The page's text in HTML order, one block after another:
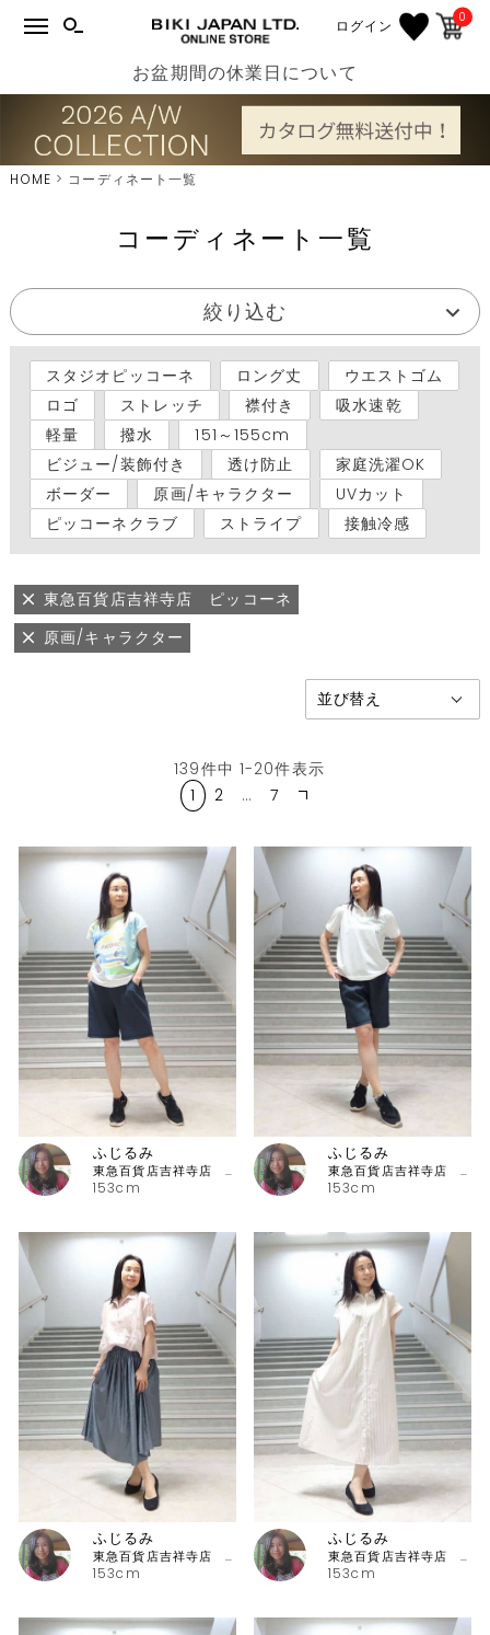
ログイン 0
お盆期間の休業日について
HOME コーディネート一覧
コーディネート一覧
絞り込む
スタジオピッコーネ ロング丈
ウエストゴム
ロゴ
ストレッチ 襟付き
吸水速乾
軽量
撥水
151～155cm
ビジュー/装飾付き
透け防止
家庭洗濯OK
ボーダー
原画/キャラクター
UVカット
ピッコーネクラブ
ストライプ 接触冷感
東急百貨店吉祥寺店 ピッコーネ
原画/キャラクター
139件中 1-20件表示
1
2 … 7
153cm
ふじるみ
東急百貨店吉祥寺店 ピッコーネ
153cm
ふじるみ
東急百貨店吉祥寺店 ピッコーネ
153cm
ふじるみ
東急百貨店吉祥寺店 ピッコーネ
153cm
ふじるみ
東急百貨店吉祥寺店 ピッコーネ